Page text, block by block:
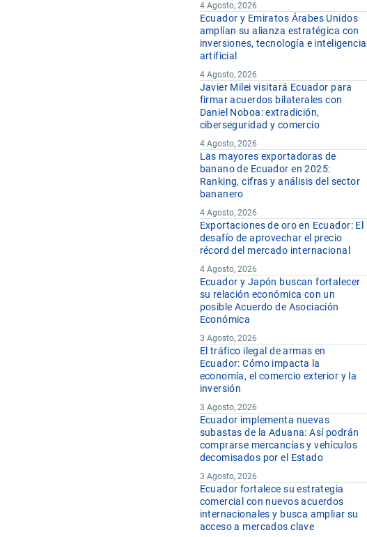
4 Agosto, 2026
Ecuador y Emiratos Árabes Unidos
amplían su alianza estratégica con
inversiones, tecnología e inteligencia
artificial
4 Agosto, 2026
Javier Milei visitará Ecuador para
firmar acuerdos bilaterales con
Daniel Noboa: extradición,
ciberseguridad y comercio
4 Agosto, 2026
Las mayores exportadoras de
banano de Ecuador en 2025:
Ranking, cifras y análisis del sector
bananero
4 Agosto, 2026
Exportaciones de oro en Ecuador: El
desafío de aprovechar el precio
récord del mercado internacional
4 Agosto, 2026
Ecuador y Japón buscan fortalecer
su relación económica con un
posible Acuerdo de Asociación
Económica
3 Agosto, 2026
El tráfico ilegal de armas en
Ecuador: Cómo impacta la
economía, el comercio exterior y la
inversión
3 Agosto, 2026
Ecuador implementa nuevas
subastas de la Aduana: Así podrán
comprarse mercancías y vehículos
decomisados por el Estado
3 Agosto, 2026
Ecuador fortalece su estrategia
comercial con nuevos acuerdos
internacionales y busca ampliar su
acceso a mercados clave